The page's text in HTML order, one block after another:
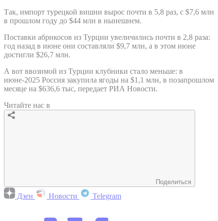
Так, импорт турецкой вишни вырос почти в 5,8 раз, с $7,6 млн
в прошлом году до $44 млн в нынешнем.
Поставки абрикосов из Турции увеличились почти в 2,8 раза:
год назад в июне они составляли $9,7 млн, а в этом июне
достигли $26,7 млн.
А вот ввозимой из Турции клубники стало меньше: в
июне-2025 Россия закупила ягоды на $1,1 млн, в позапрошлом
месяце на $636,6 тыс, передает РИА Новости.
Читайте нас в
Поделиться
Дзен Новости Telegram